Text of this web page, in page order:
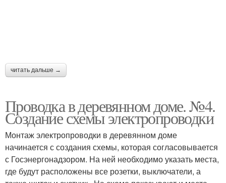
читать дальше →
Проводка в деревянном доме. №4.
Создание схемы электропроводки
Монтаж электропроводки в деревянном доме
начинается с создания схемы, которая согласовывается
с Госэнергонадзором. На ней необходимо указать места,
где будут расположены все розетки, выключатели, а